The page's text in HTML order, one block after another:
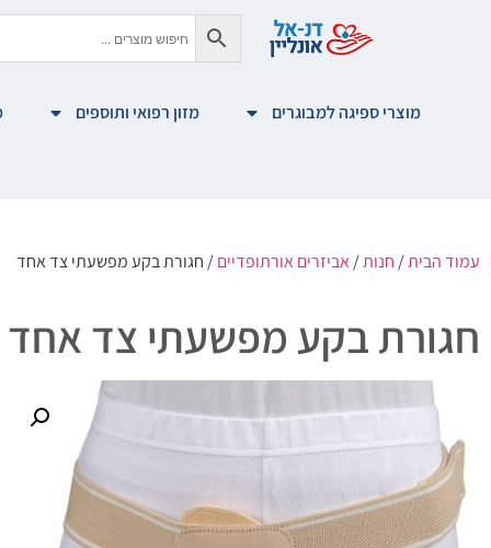
מוצרי ספיגה למבוגרים מזון רפואי ותוספים
עמוד הבית/ חנות/ אביזרים אורתופדיים/ חגורת בקע מפשעתי צד אחד
חגורת בקע מפשעתי צד אחד